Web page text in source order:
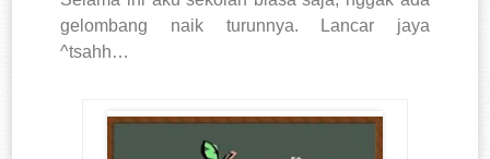
gelombang naik turunnya. Lancar jaya
^tsahh…